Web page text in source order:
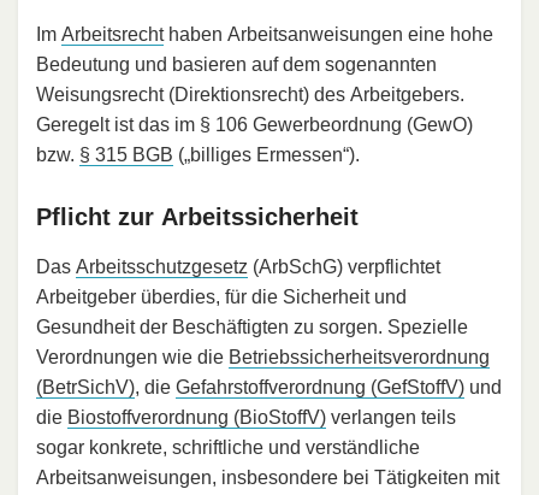
Im Arbeitsrechthaben Arbeitsanweisungen eine hohe
Bedeutung und basieren auf dem sogenannten
Weisungsrecht (Direktionsrecht) des Arbeitgebers.
Geregelt ist das im § 106 Gewerbeordnung (GewO)
bzw. § 315 BGB („billiges Ermessen“).
Pflicht zur Arbeitssicherheit
Das Arbeitsschutzgesetz (ArbSchG) verpflichtet
Arbeitgeber überdies, für die Sicherheit und
Gesundheit der Beschäftigten zu sorgen. Spezielle
Verordnungen wie die Betriebssicherheitsverordnung
(BetrSichV), die Gefahrstoffverordnung (GefStoffV) und
die Biostoffverordnung (BioStoffV) verlangen teils
sogar konkrete, schriftliche und verständliche
Arbeitsanweisungen, insbesondere bei Tätigkeiten mit